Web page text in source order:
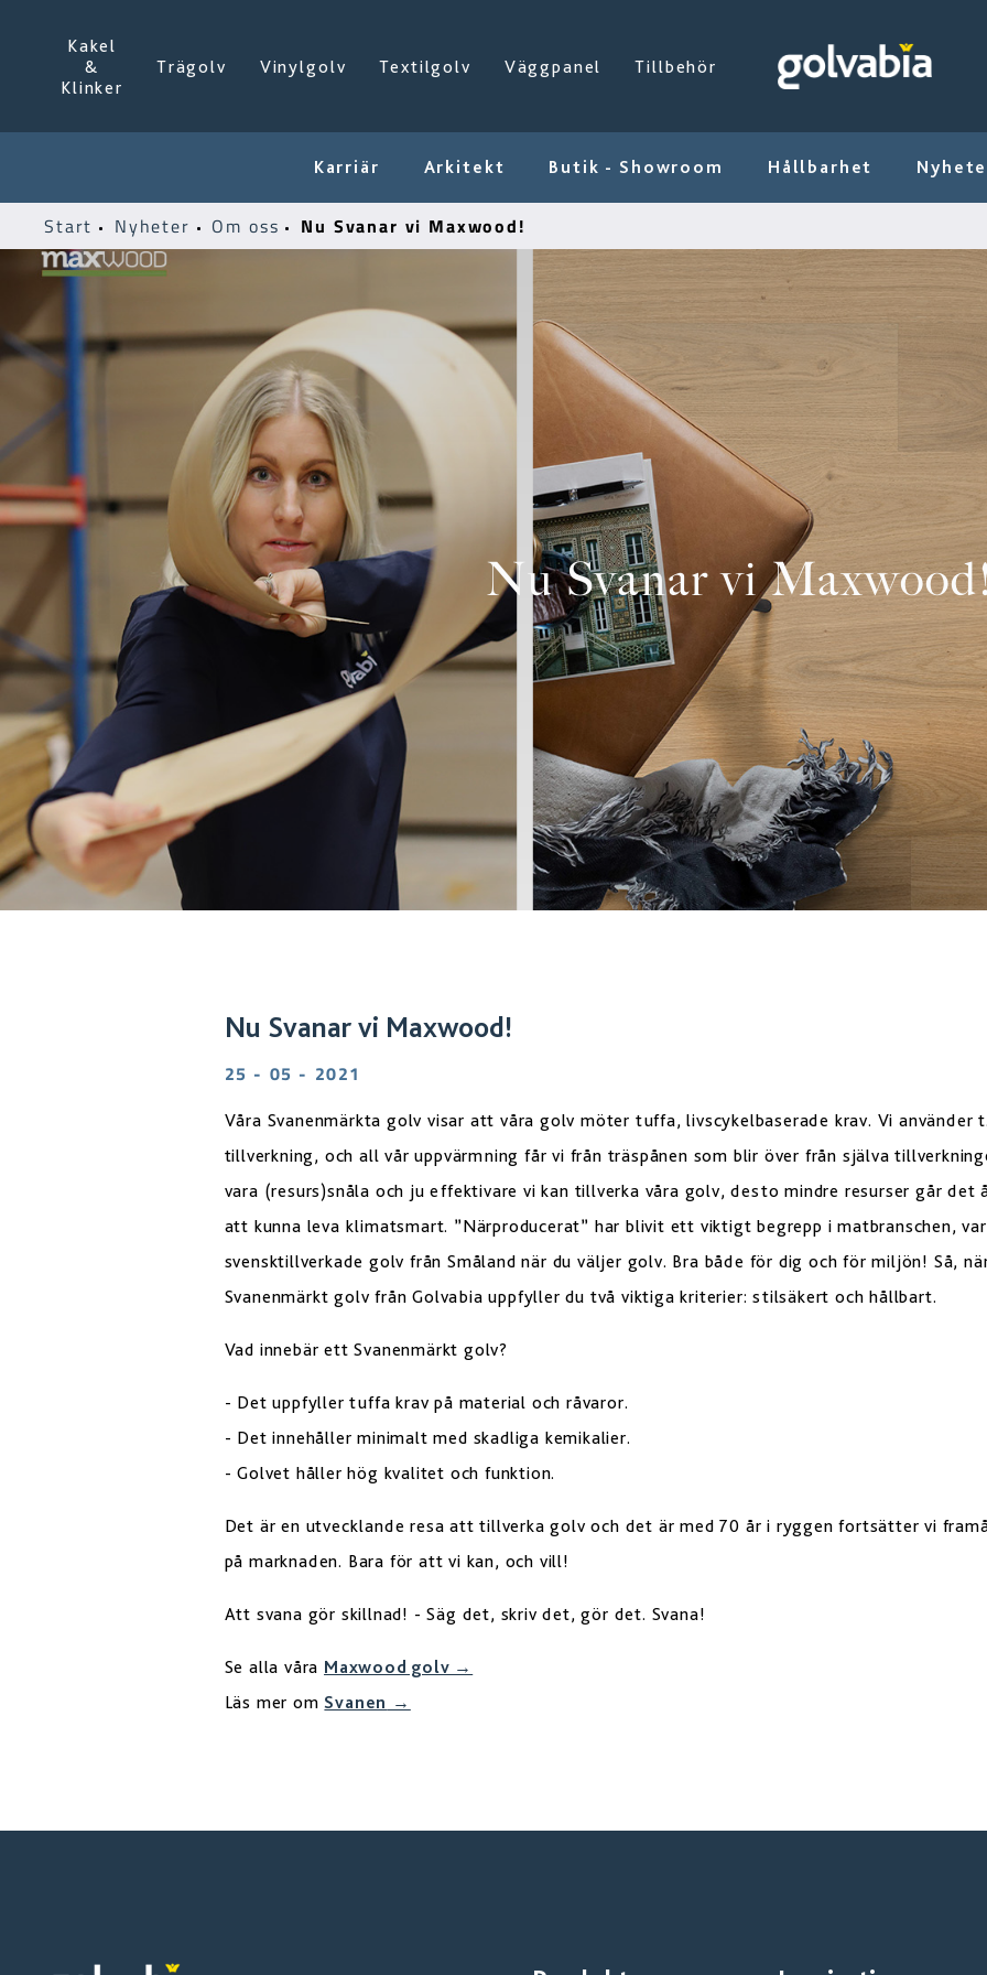
Kakel
&
Klinker
Trägolv Vinylgolv Textilgolv Väggpanel Tillbehör
Karriär Arkitekt Butik - Showroom Hållbarhet
Start Nyheter Om oss Nu Svanar vi Maxwood!
Nu Svanar vi
Nu Svanar vi Maxwood!
25 - 05 - 2021
Våra Svanenmärkta golv visar att våra golv möter tuffa, livscykelbaserade krav. Vi använder
tillverkning, och all vår uppvärmning får vi från träspånen som blir över från själva
vara (resurs)snåla och ju effektivare vi kan tillverka våra golv, desto mindre resurser går det
att kunna leva klimatsmart. ”Närproducerat” har blivit ett viktigt begrepp i matbranschen,
svensktillverkade golv från Småland när du väljer golv. Bra både för dig och för miljön! Så,
Svanenmärkt golv från Golvabia uppfyller du två viktiga kriterier: stilsäkert och hållbart.
Vad innebär ett Svanenmärkt golv?
- Det uppfyller tuffa krav på material och råvaror.
- Det innehåller minimalt med skadliga kemikalier.
- Golvet håller hög kvalitet och funktion.
Det är en utvecklande resa att tillverka golv och det är med 70 år i ryggen fortsätter vi
på marknaden. Bara för att vi kan, och vill!
Att svana gör skillnad! - Säg det, skriv det, gör det. Svana!
Se alla våra Maxwood golv →
Läs mer om Svanen →